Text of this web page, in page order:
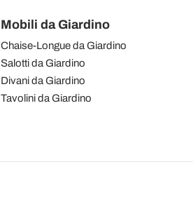
Mobili da Giardino
Chaise-Longue da Giardino
Salotti da Giardino
Divani da Giardino
Tavolini da Giardino